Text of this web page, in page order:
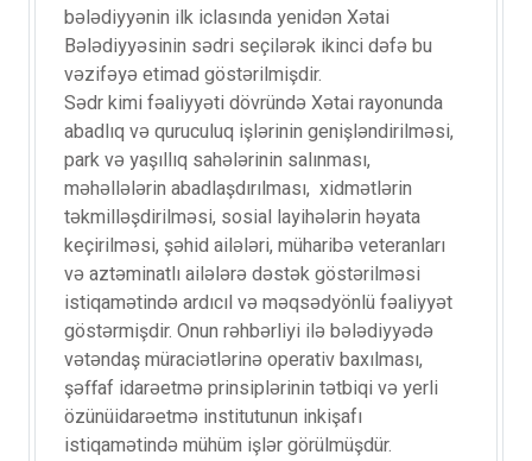
bələdiyyənin ilk iclasında yenidən Xətai
Bələdiyyəsinin sədri seçilərək ikinci dəfə bu
vəzifəyə etimad göstərilmişdir.
Sədr kimi fəaliyyəti dövründə Xətai rayonunda
abadlıq və quruculuq işlərinin genişləndirilməsi,
park və yaşıllıq sahələrinin salınması,
məhəllələrin abadlaşdırılması, xidmətlərin
təkmilləşdirilməsi, sosial layihələrin həyata
keçirilməsi, şəhid ailələri, müharibə veteranları
və aztəminatlı ailələrə dəstək göstərilməsi
istiqamətində ardıcıl və məqsədyönlü fəaliyyət
göstərmişdir. Onun rəhbərliyi ilə bələdiyyədə
vətəndaş müraciətlərinə operativ baxılması,
şəffaf idarəetmə prinsiplərinin tətbiqi və yerli
özünüidarəetmə institutunun inkişafı
istiqamətində mühüm işlər görülmüşdür.